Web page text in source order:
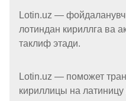
Lotin.uz —
лотиндан кириллга ва
таклиф этади.
Lotin.uz — поможет
кириллицы на латиницу